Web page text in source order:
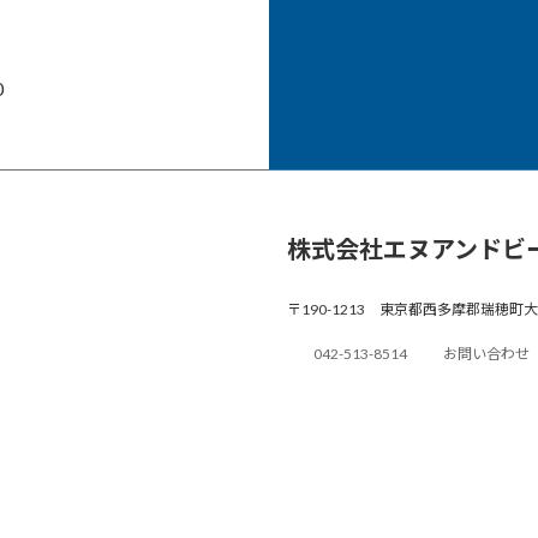
株式会社エヌアンドビ
〒190-1213 東京都西多摩郡瑞穂町
042-513-8514 お問い合わせ